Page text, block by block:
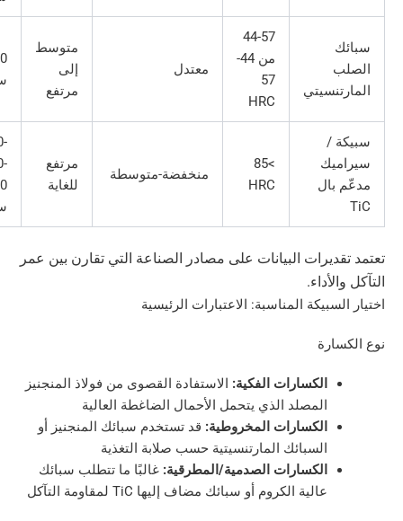
57
HRC
معتدل
300-800
ساعة
>85
HRC
منخفضة-متوسطة
للغاية
1,000-
البيانات على مصادر الصناعة التي تقارن بين عمر
المناسبة: الاعتبارات الرئيسية
الكسارات الفكية:الاستفادة القصوى من فولاذ المنجنيز
المصلد الذي يتحمل الأحمال الضاغطة العالية
الكسارات المخروطية:قد تستخدم سبائك المنجنيز أو
السبائك المارتنسيتية حسب صلابة التغذية
الكسارات الصدمية/المطرقية:غالبًا ما تتطلب سبائك
عالية الكروم أو سبائك مضاف إليها TiC لمقاومة التآكل